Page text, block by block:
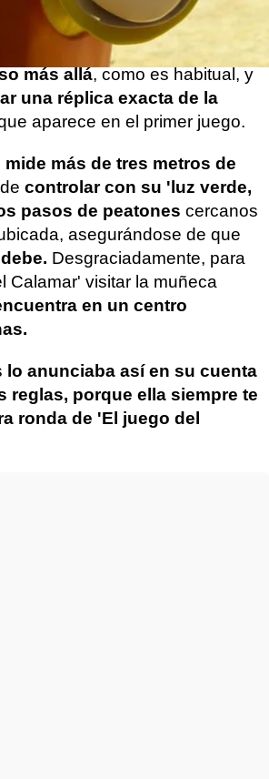
la serie,la plataforma ha
más allá, como es habitual, y
una réplica exacta de la
aparece en el primer juego.
mide más de tres metros de
controlar con su 'luz verde,
pasos de peatones cercanos
asegurándose de que
Desgraciadamente, para
Calamar' visitar la muñeca
en un centro
lo anunciaba así en su cuenta
reglas, porque ella siempre te
ronda de 'El juego del